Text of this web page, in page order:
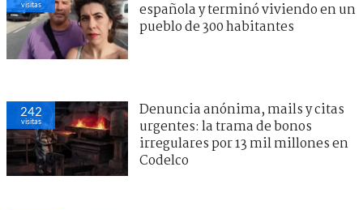
visitas
española y terminó viviendo en un
pueblo de 300 habitantes
242
visitas
Denuncia anónima, mails y citas
urgentes: la trama de bonos
irregulares por 13 mil millones en
Codelco